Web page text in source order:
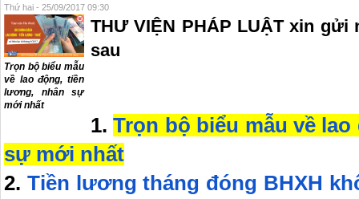
Thứ hai - 25/09/2017 09:30
Trọn bộ biểu mẫu
về lao động, tiền
lương, nhân sự
mới nhất
THƯ VIỆN PHÁP LUẬT xin
sau
1.Trọn bộ biểu mẫu về
sự mới nhất
2. Tiền lương tháng đóng BHXH